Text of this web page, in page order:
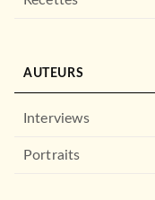
AUTEURS
Interviews
Portraits